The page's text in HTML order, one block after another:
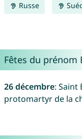
Russe
Fêtes du prénom
26 décembre: Saint
protomartyr de la